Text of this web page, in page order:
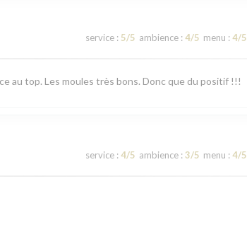
service : 5/5 ambience : 4/5 menu : 4/5
au top. Les moules très bons. Donc que du positif !!!
service : 4/5 ambience : 3/5 menu : 4/5